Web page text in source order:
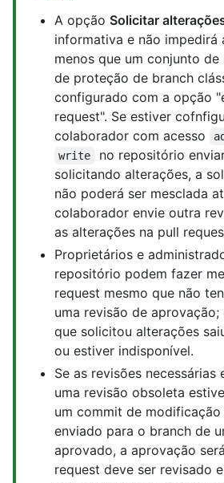
A opção Solicitar
informativa e não impedirá
menos que um conjunto
de proteção de branch
configurado com a opção
request". Se estiver
colaborador com acesso
write
no repositório
solicitando alterações, a
não poderá ser mesclada
colaborador envie outra
as alterações na pull
Proprietários e
repositório podem fazer
request mesmo que não
uma revisão de
que solicitou alterações
ou estiver indisponível.
Se as revisões
uma revisão obsoleta
um commit de
enviado para o branch de
aprovado, a aprovação
request deve ser revisado